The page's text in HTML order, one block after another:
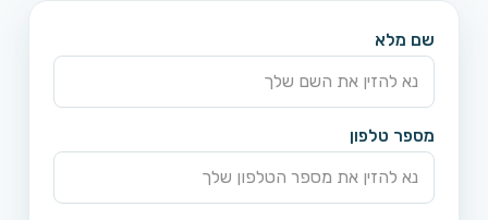
שם מלא
מספר טלפון